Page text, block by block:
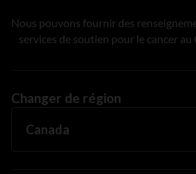
Nous pouvons fournir des
services de soutien pour le cancer au
Changer de région